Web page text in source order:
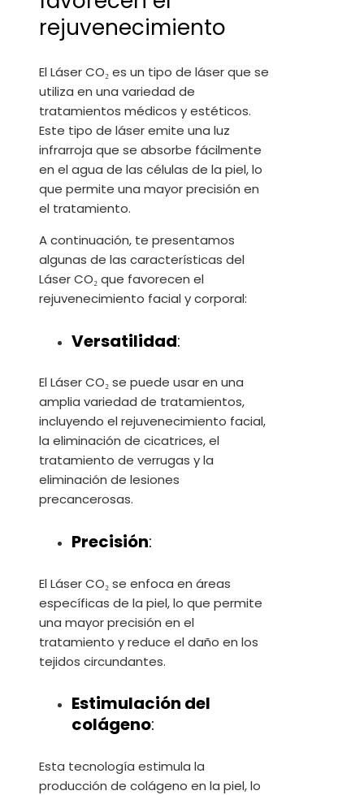
rejuvenecimiento
El Láser CO₂ es un tipo de láser que se
utiliza en una variedad de
tratamientos médicos y estéticos.
Este tipo de láser emite una luz
infrarroja que se absorbe fácilmente
en el agua de las células de la piel, lo
que permite una mayor precisión en
el tratamiento.
A continuación, te presentamos
algunas de las características del
Láser CO₂ que favorecen el
rejuvenecimiento facial y corporal:
Versatilidad:
El Láser CO₂ se puede usar en una
amplia variedad de tratamientos,
incluyendo el rejuvenecimiento facial,
la eliminación de cicatrices, el
tratamiento de verrugas y la
eliminación de lesiones
precancerosas.
Precisión:
El Láser CO₂ se enfoca en áreas
específicas de la piel, lo que permite
una mayor precisión en el
tratamiento y reduce el daño en los
tejidos circundantes.
Estimulación del
colágeno:
Esta tecnología estimula la
producción de colágeno en la piel, lo